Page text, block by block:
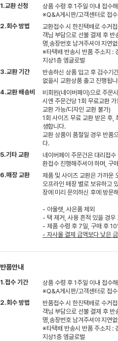
1.교환 신청
상품 수령 후 1주일 이내 접수
※Q&A게시판/고객센터로 접
2.회수 방법
교환접수 시 한진택배로 수거
객님 부담으로 선불 결제 후 반
명,송장번호 남겨주셔야 지연
※타택배 반송시 반품 주소지 :
지상1층 엠글로벌
3.교환 기간
반송하신 상품 입고 후 검수기
없을시 교환상품 출고 진행됩
4.교환 배송비
비회원(네이버페이)으로 주문
시엔 주문건당 1회 무료교환
교환 가능/디자인 교환 불가)
1회 사이즈 무료 교환 받은 후
생합니다.
교환 상품이 품절일 경우 반품
다.
5.기타 교환
네이버페이 주문건은 대리접
환접수 진행해주셔야 하며, 구
6.매장 교환
제품 및 사이즈 교환은 가까운
오프라인 매장 별로 보유하고
장에 미리 문의하신 후에 방문
- 아울렛, 사은품 제외
- 택 제거, 사용 흔적 있을 경우
- 제품 수령 후 7일, 구매 후
- 자사몰 결제 금액보다 낮은
반품안내
1.접수 기간
상품 수령 후 1주일 이내 접수
※Q&A게시판/고객센터로 접
2.회수 방법
반품접수 시 한진택배로 수거
객님 부담으로 선불 결제 후 반
명,송장번호 남겨주셔야 지연
※타택배 반송시 반품 주소지 :
지상1층 엠글로벌